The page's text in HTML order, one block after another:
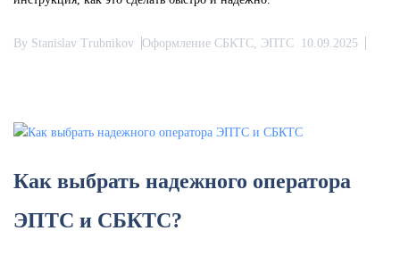
By Stanislav Trubnikov Оформление СБКТС, ЭПТС 10.09.2025
Как выбрать надежного оператора
ЭПТС и СБКТС?